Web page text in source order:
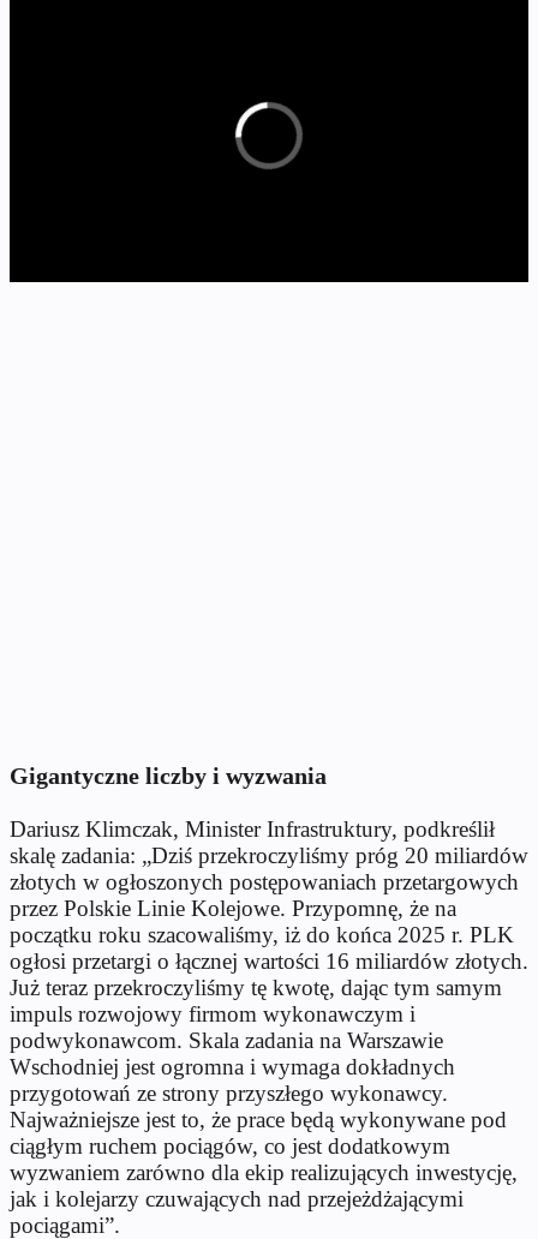
Gigantyczne liczby i wyzwania
Dariusz Klimczak, Minister Infrastruktury, podkreślił
skalę zadania: „Dziś przekroczyliśmy próg 20 miliardów
złotych w ogłoszonych postępowaniach przetargowych
przez Polskie Linie Kolejowe. Przypomnę, że na
początku roku szacowaliśmy, iż do końca 2025 r. PLK
ogłosi przetargi o łącznej wartości 16 miliardów złotych.
Już teraz przekroczyliśmy tę kwotę, dając tym samym
impuls rozwojowy firmom wykonawczym i
podwykonawcom. Skala zadania na Warszawie
Wschodniej jest ogromna i wymaga dokładnych
przygotowań ze strony przyszłego wykonawcy.
Najważniejsze jest to, że prace będą wykonywane pod
ciągłym ruchem pociągów, co jest dodatkowym
wyzwaniem zarówno dla ekip realizujących inwestycję,
jak i kolejarzy czuwających nad przejeżdżającymi
pociągami”.